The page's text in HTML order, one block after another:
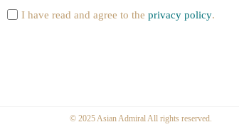
I have read and agree to the privacy policy.
© 2025 Asian Admiral All rights reserved.